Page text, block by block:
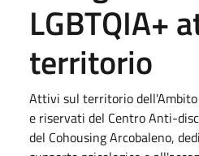
LGBTQIA+
territorio
Attivi sul territorio
e riservati del Centro Anti-
del Cohousing Arcobaleno,